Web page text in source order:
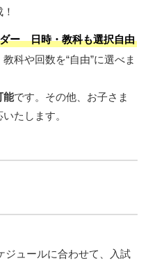
ー 日時・教科も選択自由
科や回数を“自由”に選べま
能です。その他、お子さま
たします。
ジュールに合わせて、入試